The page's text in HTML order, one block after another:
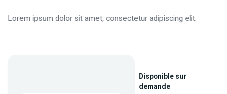
Lorem ipsum dolor sit amet, consectetur adipiscing elit.
Disponible sur
demande